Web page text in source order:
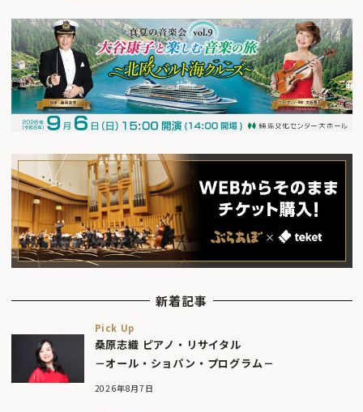
新着記事
Pick Up
桑原志織 ピアノ・リサイタル
－オール・ショパン・プログラム－
2026年8月7日